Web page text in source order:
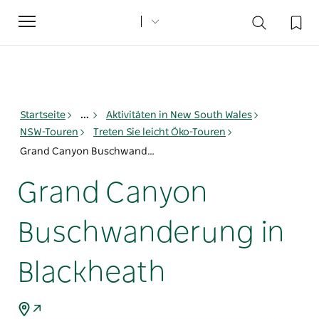
Toggle
navigation
Startseite ...
Aktivitäten in New South Wales
NSW-Touren
Treten Sie leicht Öko-Touren
Grand Canyon Buschwanderung in Blackheath
Grand Canyon
Buschwanderung in
Blackheath